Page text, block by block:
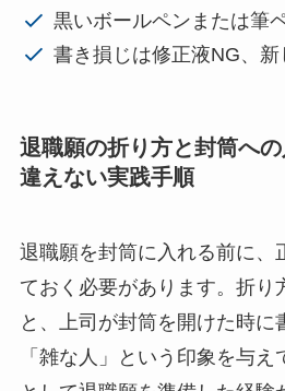
黒いボールペンまたは筆
書き損じは修正液NG、
退職願の折り方と封筒へ
違えない実践手順
退職願を封筒に入れる前に、
ておく必要があります。折り
と、上司が封筒を開けた時に
「雑な人」という印象を与